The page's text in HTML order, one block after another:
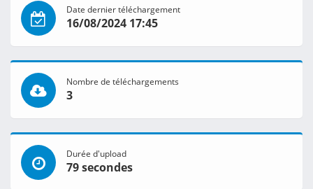
Date dernier téléchargement
16/08/2024 17:45
Nombre de téléchargements
3
Durée d'upload
79 secondes